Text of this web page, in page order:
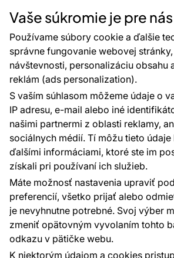
Vaše súkromie je pre
Používame súbory cookie a ďalšie
správne fungovanie webovej
návštevnosti, personalizáciu obsahu
reklám (ads personalization).
S vaším súhlasom môžeme údaje o
IP adresu, e-mail alebo iné
našimi partnermi z oblasti reklamy,
sociálnych médií. Tí môžu tieto
ďalšími informáciami, ktoré ste im
získali pri používaní ich služieb.
Máte možnosť nastavenia upraviť
preferencií, všetko prijať alebo
je nevyhnutne potrebné. Svoj výber
zmeniť opätovným vyvolaním tohto
odkazu v pätičke webu.
K niektorým údajom a cookies
Rady a tipy
Najčastejšie otázky
Kontakty
Sme tu pre vás 24 hodín denne, 7 dní v
týždni
+420 777 004 021
info@vavex.cz
Vavex 1990 s.r.o., IČ: 26776251, DIČ:
Dělostřelecká 330, Příbram 261 01
Ďalšie kontakty
Platobné metódy:
Platby zaisťuje: